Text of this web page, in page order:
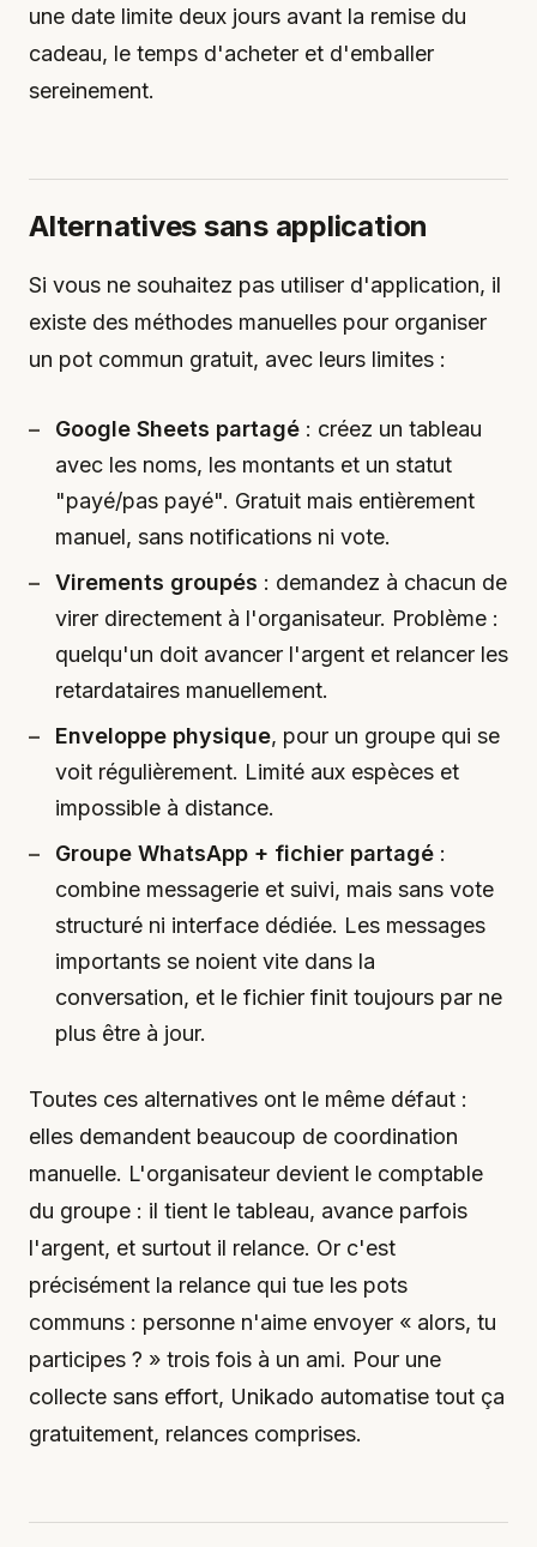
une date limite deux jours avant la remise du
cadeau, le temps d'acheter et d'emballer
sereinement.
Alternatives sans application
Si vous ne souhaitez pas utiliser d'application, il
existe des méthodes manuelles pour organiser
un pot commun gratuit, avec leurs limites :
Google Sheets partagé : créez un tableau
avec les noms, les montants et un statut
"payé/pas payé". Gratuit mais entièrement
manuel, sans notifications ni vote.
Virements groupés : demandez à chacun de
virer directement à l'organisateur. Problème :
quelqu'un doit avancer l'argent et relancer les
retardataires manuellement.
Enveloppe physique, pour un groupe qui se
voit régulièrement. Limité aux espèces et
impossible à distance.
Groupe WhatsApp + fichier partagé :
combine messagerie et suivi, mais sans vote
structuré ni interface dédiée. Les messages
importants se noient vite dans la
conversation, et le fichier finit toujours par ne
plus être à jour.
Toutes ces alternatives ont le même défaut :
elles demandent beaucoup de coordination
manuelle. L'organisateur devient le comptable
du groupe : il tient le tableau, avance parfois
l'argent, et surtout il relance. Or c'est
précisément la relance qui tue les pots
communs : personne n'aime envoyer « alors, tu
participes ? » trois fois à un ami. Pour une
collecte sans effort, Unikado automatise tout ça
gratuitement, relances comprises.